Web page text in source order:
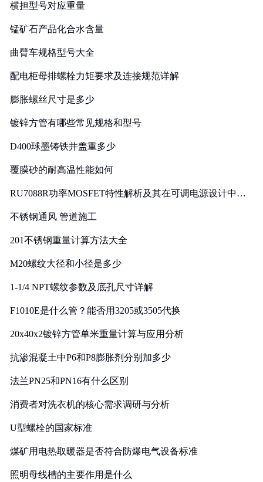
横担型号对应重量
锰矿石产品化合水含量
曲臂车规格型号大全
配电柜母排螺栓力矩要求及连接规范详解
膨胀螺丝尺寸是多少
镀锌方管有哪些常见规格和型号
D400球墨铸铁井盖重多少
覆膜砂的耐高温性能如何
RU7088R功率MOSFET特性解析及其在可调电源设计中的
不锈钢通风 管道施工
201不锈钢重量计算方法大全
M20螺纹大径和小径是多少
1-1/4 NPT螺纹参数及底孔尺寸详解
F1010E是什么管？能否用3205或3505代换
20x40x2镀锌方管单米重量计算与应用分析
抗渗混凝土中P6和P8膨胀剂分别加多少
法兰PN25和PN16有什么区别
消费者对洗衣机的核心需求调研与分析
U型螺栓的国家标准
煤矿用电热取暖器是否符合防爆电气设备标准
照明母线槽的主要作用是什么